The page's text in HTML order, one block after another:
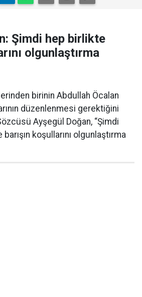
Şimdi hep birlikte
olgunlaştırma
birinin Abdullah Öcalan
düzenlenmesi gerektiğini
Ayşegül Doğan, “Şimdi
koşullarını olgunlaştırma